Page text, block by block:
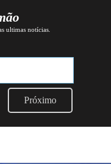
ultimas notícias.
Próximo